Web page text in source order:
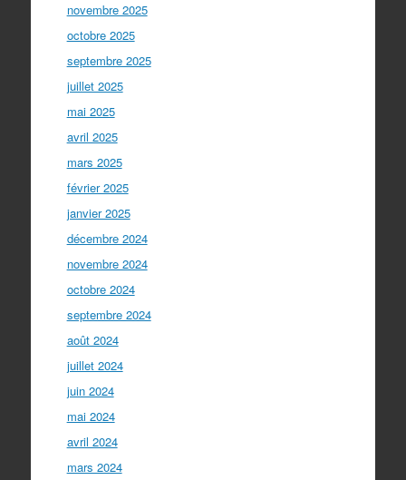
novembre 2025
octobre 2025
septembre 2025
juillet 2025
mai 2025
avril 2025
mars 2025
février 2025
janvier 2025
décembre 2024
novembre 2024
octobre 2024
septembre 2024
août 2024
juillet 2024
juin 2024
mai 2024
avril 2024
mars 2024